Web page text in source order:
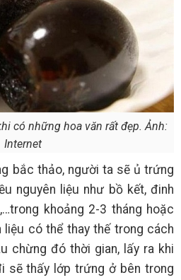
có những hoa văn rất đẹp. Ảnh:
Internet
bắc thảo, người ta sẽ ủ trứng
nguyên liệu như bồ kết, đinh
khoảng 2-3 tháng hoặc
liệu có thể thay thế trong cách
chừng đó thời gian, lấy ra khi
sẽ thấy lớp trứng ở bên trong